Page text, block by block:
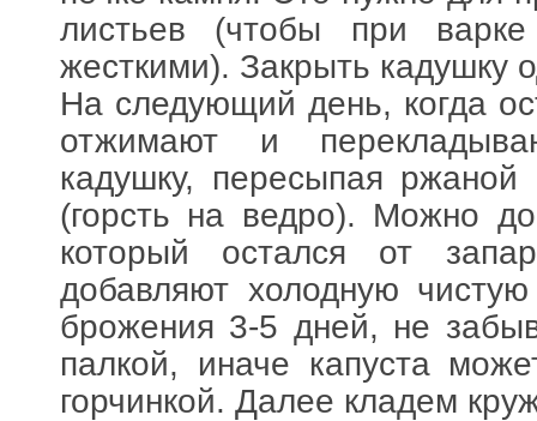
листьев (чтобы при
жесткими). Закрыть кадушку
На следующий день, когда
отжимают и
кадушку, пересыпая
(горсть на ведро). Можно
который остался от
добавляют холодную
брожения 3-5 дней, не
палкой, иначе капуста
горчинкой. Далее кладем